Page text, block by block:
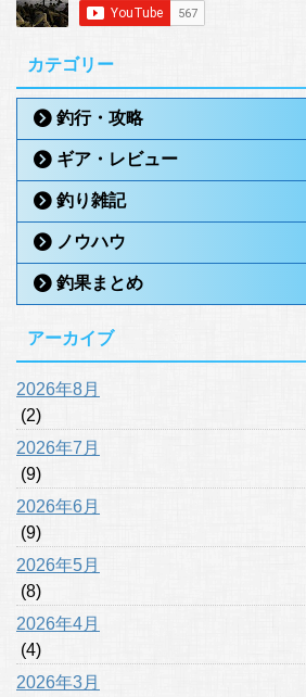
カテゴリー
釣行・攻略
ギア・レビュー
釣り雑記
ノウハウ
釣果まとめ
アーカイブ
2026年8月
(2)
2026年7月
(9)
2026年6月
(9)
2026年5月
(8)
2026年4月
(4)
2026年3月